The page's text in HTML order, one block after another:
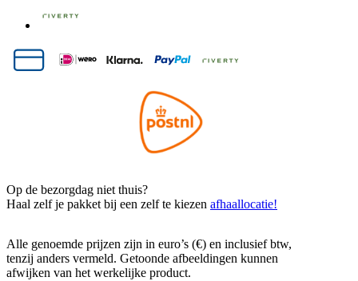
Op de bezorgdag niet thuis?
Haal zelf je pakket bij een zelf te kiezen afhaallocatie!
Alle genoemde prijzen zijn in euro’s (€) en inclusief btw,
tenzij anders vermeld. Getoonde afbeeldingen kunnen
afwijken van het werkelijke product.